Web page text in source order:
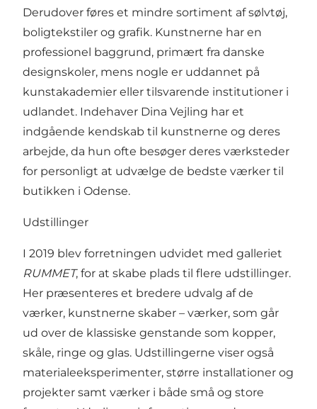
Derudover føres et mindre sortiment af sølvtøj,
boligtekstiler og grafik. Kunstnerne har en
professionel baggrund, primært fra danske
designskoler, mens nogle er uddannet på
kunstakademier eller tilsvarende institutioner i
udlandet. Indehaver Dina Vejling har et
indgående kendskab til kunstnerne og deres
arbejde, da hun ofte besøger deres værksteder
for personligt at udvælge de bedste værker til
butikken i Odense.
Udstillinger
I 2019 blev forretningen udvidet med galleriet
RUMMET, for at skabe plads til flere udstillinger.
Her præsenteres et bredere udvalg af de
værker, kunstnerne skaber – værker, som går
ud over de klassiske genstande som kopper,
skåle, ringe og glas. Udstillingerne viser også
materialeeksperimenter, større installationer og
projekter samt værker i både små og store